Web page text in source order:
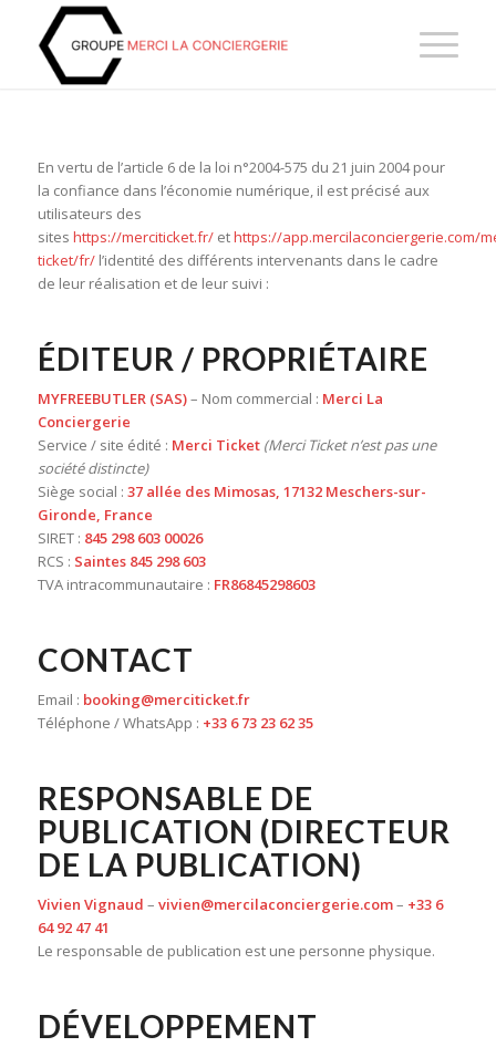
En vertu de l’article 6 de la loi n°2004-575 du 21 juin 2004 pour
la confiance dans l’économie numérique, il est précisé aux
utilisateurs des
sites https://merciticket.fr/ethttps://app.mercilaconciergerie.com/
ticket/fr/l’identité des différents intervenants dans le cadre
de leur réalisation et de leur suivi :
ÉDITEUR / PROPRIÉTAIRE
MYFREEBUTLER (SAS)– Nom commercial : Merci La
Conciergerie
Service / site édité : Merci Ticket (Merci Ticket n’est pas une
société distincte)
Siège social : 37 allée des Mimosas, 17132 Meschers-sur-
Gironde, France
SIRET : 845 298 603 00026
RCS : Saintes 845 298 603
TVA intracommunautaire : FR86845298603
CONTACT
Email : booking@merciticket.fr
Téléphone / WhatsApp : +33 6 73 23 62 35
RESPONSABLE DE
PUBLICATION (DIRECTEUR
DE LA PUBLICATION)
Vivien Vignaud – vivien@mercilaconciergerie.com– +33 6
64 92 47 41
Le responsable de publication est une personne physique.
DÉVELOPPEMENT